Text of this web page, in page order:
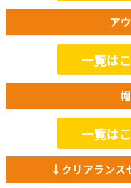
ア
一覧は
一覧は
↓クリアランス